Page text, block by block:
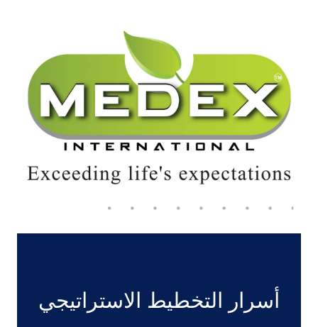
أسرار التخطيط الاستراتيجي